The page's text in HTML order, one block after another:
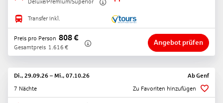
Deluxe/Premium/Superior
Transfer inkl.
Preis pro Person 808€
Gesamtpreis 1.616 €
Angebot prüfen
Di., 29.09.26 – Mi., 07.10.26 AbGenf
7 Nächte
Zu Favoriten hinzufügen